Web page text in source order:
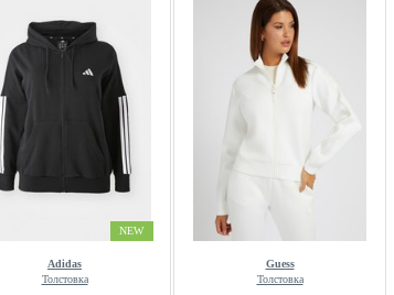
NEW
Adidas
Толстовка
Guess
Толстовка